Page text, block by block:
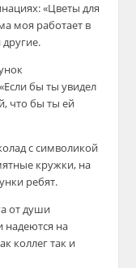
«Цветы для
моя работает в
бы ты увидел
что бы ты ей
с символикой
кружки, на
ребят.
от души
надеются на
коллег так и